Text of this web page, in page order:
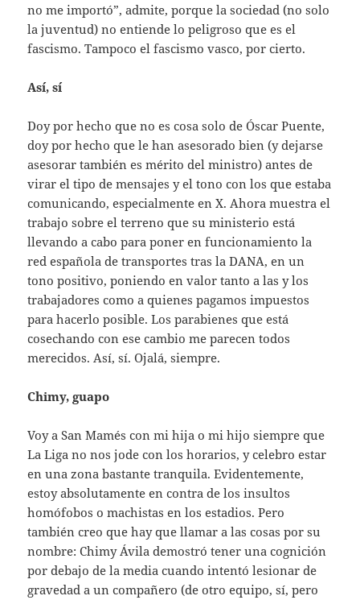
no me importó”, admite, porque la sociedad (no solo
la juventud) no entiende lo peligroso que es el
fascismo. Tampoco el fascismo vasco, por cierto.
Así, sí
Doy por hecho que no es cosa solo de Óscar Puente,
doy por hecho que le han asesorado bien (y dejarse
asesorar también es mérito del ministro) antes de
virar el tipo de mensajes y el tono con los que estaba
comunicando, especialmente en X. Ahora muestra el
trabajo sobre el terreno que su ministerio está
llevando a cabo para poner en funcionamiento la
red española de transportes tras la DANA, en un
tono positivo, poniendo en valor tanto a las y los
trabajadores como a quienes pagamos impuestos
para hacerlo posible. Los parabienes que está
cosechando con ese cambio me parecen todos
merecidos. Así, sí. Ojalá, siempre.
Chimy, guapo
Voy a San Mamés con mi hija o mi hijo siempre que
La Liga no nos jode con los horarios, y celebro estar
en una zona bastante tranquila. Evidentemente,
estoy absolutamente en contra de los insultos
homófobos o machistas en los estadios. Pero
también creo que hay que llamar a las cosas por su
nombre: Chimy Ávila demostró tener una cognición
por debajo de la media cuando intentó lesionar de
gravedad a un compañero (de otro equipo, sí, pero